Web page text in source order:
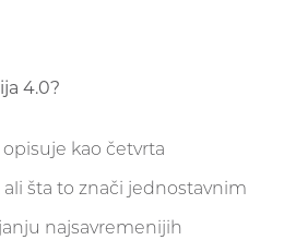
4.0?
kao četvrta
šta to znači jednostavnim
najsavremenijih